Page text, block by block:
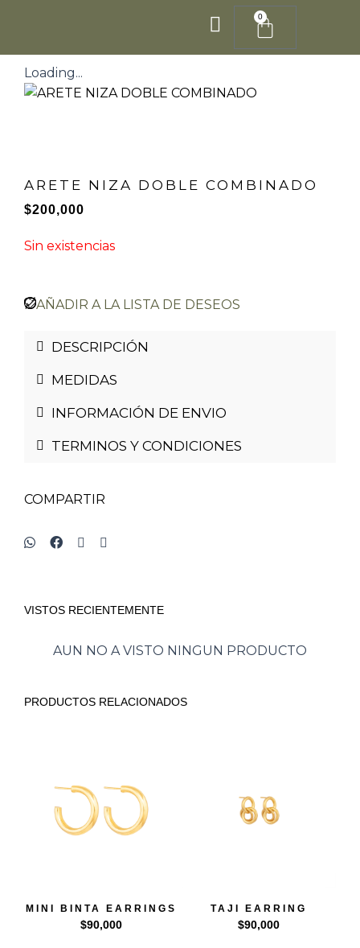
0
Cart
Loading...
ARETE NIZA DOBLE COMBINADO
$200,000
Sin existencias
AÑADIR A LA LISTA DE DESEOS
DESCRIPCIÓN
MEDIDAS
INFORMACIÓN DE ENVIO
TERMINOS Y CONDICIONES
COMPARTIR
VISTOS RECIENTEMENTE
AUN NO A VISTO NINGUN PRODUCTO
PRODUCTOS RELACIONADOS
MINI BINTA EARRINGS
$90,000
TAJI EARRING
$90,000